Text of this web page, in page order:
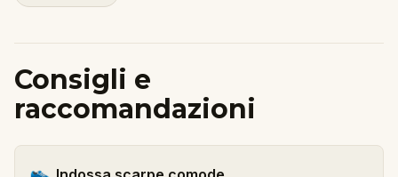
Consigli e
raccomandazioni